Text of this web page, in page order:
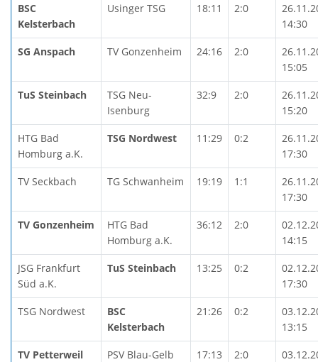
BSC
Kelsterbach
Usinger TSG 18:11 2:0
14:30
SG Anspach TV Gonzenheim 24:16 2:0
15:05
TuS Steinbach
TSG Neu-
Isenburg
32:9 2:0
15:20
HTG Bad
Homburg a.K.
TSG Nordwest 11:29 0:2
17:30
TV Seckbach TG Schwanheim 19:19 1:1
17:30
TV Gonzenheim
HTG Bad
Homburg a.K.
36:12 2:0
14:15
JSG Frankfurt
Süd a.K.
TuS Steinbach 13:25 0:2
17:30
TSG Nordwest
BSC
Kelsterbach
21:26 0:2
13:15
TV Petterweil
PSV Blau-Gelb
17:13 2:0